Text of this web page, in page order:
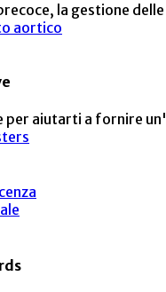
la gestione
aortico
per aiutarti a fornire